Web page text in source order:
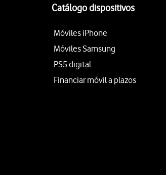
Catálogo dispositivos
Móviles iPhone
Móviles Samsung
PS5 digital
Financiar móvil a plazos